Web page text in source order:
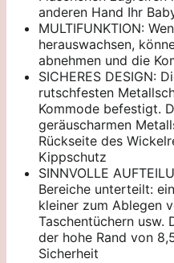
anderen Hand Ihr
MULTIFUNKTION:
herauswachsen,
abnehmen und die
SICHERES DESIGN:
rutschfesten
Kommode befestigt.
geräuscharmen
Rückseite des
Kippschutz
SINNVOLLE
Bereiche unterteilt:
kleiner zum Ablegen
Taschentüchern usw.
der hohe Rand von
Sicherheit